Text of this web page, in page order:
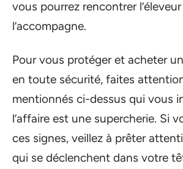
vous pourrez rencontrer
l’accompagne.
Pour vous protéger et acheter
en toute sécurité, faites
mentionnés ci-dessus qui vous
l’affaire est une supercherie. Si
ces signes, veillez à prêter
qui se déclenchent dans votre